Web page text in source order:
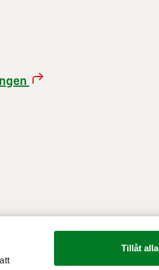
Tillåt alla